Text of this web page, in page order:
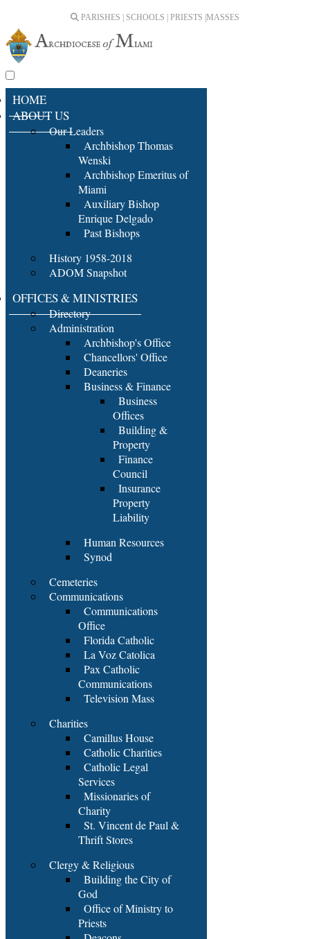
PARISHES | SCHOOLS | PRIESTS | MASSES
HOME
ABOUT US
Our Leaders
Archbishop Thomas
Wenski
Archbishop Emeritus of
Miami
Auxiliary Bishop
Enrique Delgado
Past Bishops
History 1958-2018
ADOM Snapshot
OFFICES & MINISTRIES
Directory
Administration
Archbishop's Office
Chancellors' Office
Deaneries
Business & Finance
Business
Offices
Building &
Property
Finance
Council
Insurance
Property
Liability
Human Resources
Synod
Cemeteries
Communications
Communications
Office
Florida Catholic
La Voz Catolica
Pax Catholic
Communications
Television Mass
Charities
Camillus House
Catholic Charities
Catholic Legal
Services
Missionaries of
Charity
St. Vincent de Paul &
Thrift Stores
Clergy & Religious
Building the City of
God
Office of Ministry to
Priests